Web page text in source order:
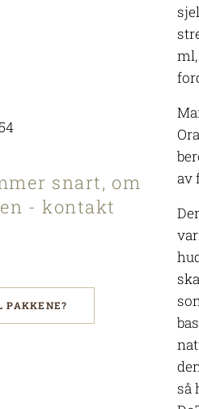
snart, om
- kontakt
PAKKENE?
av
så